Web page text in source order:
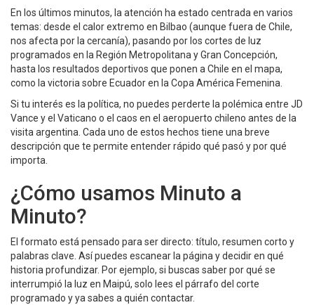
En los últimos minutos, la atención ha estado centrada en varios
temas: desde el calor extremo en Bilbao (aunque fuera de Chile,
nos afecta por la cercanía), pasando por los cortes de luz
programados en la Región Metropolitana y Gran Concepción,
hasta los resultados deportivos que ponen a Chile en el mapa,
como la victoria sobre Ecuador en la Copa América Femenina.
Si tu interés es la política, no puedes perderte la polémica entre JD
Vance y el Vaticano o el caos en el aeropuerto chileno antes de la
visita argentina. Cada uno de estos hechos tiene una breve
descripción que te permite entender rápido qué pasó y por qué
importa.
¿Cómo usamos Minuto a
Minuto?
El formato está pensado para ser directo: título, resumen corto y
palabras clave. Así puedes escanear la página y decidir en qué
historia profundizar. Por ejemplo, si buscas saber por qué se
interrumpió la luz en Maipú, solo lees el párrafo del corte
programado y ya sabes a quién contactar.